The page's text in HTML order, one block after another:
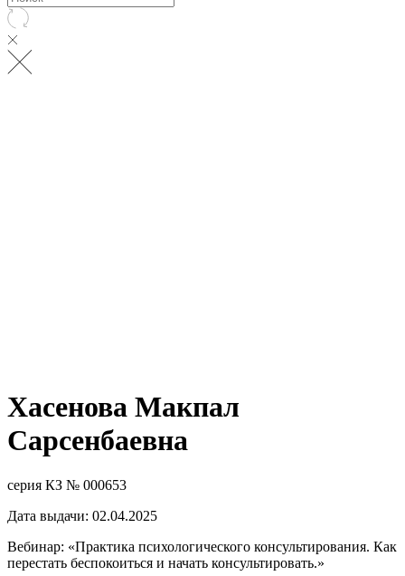
Хасенова Макпал
Сарсенбаевна
серия КЗ № 000653
Дата выдачи: 02.04.2025
Вебинар: «Практика психологического консультирования. Как
перестать беспокоиться и начать консультировать.»